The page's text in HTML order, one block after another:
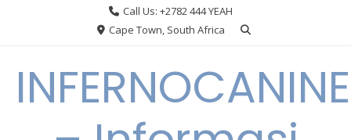
Call Us: +2782 444 YEAH
Cape Town, South Africa
INFERNOCANINE